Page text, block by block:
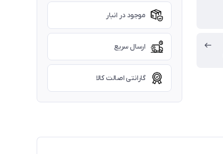
موجود در انبار
ارسال سریع
گارانتی اصالت کالا